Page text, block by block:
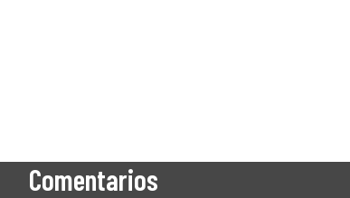
Comentarios